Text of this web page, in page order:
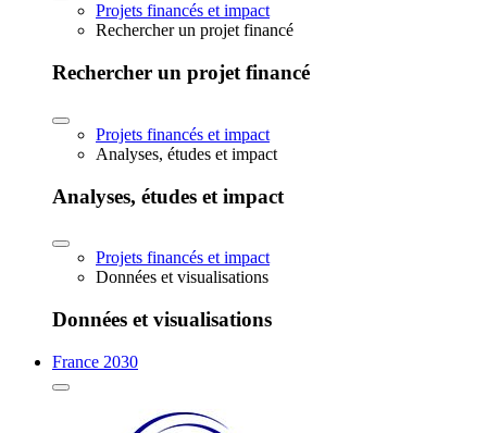
Projets financés et impact
Rechercher un projet financé
Rechercher un projet financé
Projets financés et impact
Analyses, études et impact
Analyses, études et impact
Projets financés et impact
Données et visualisations
Données et visualisations
France 2030